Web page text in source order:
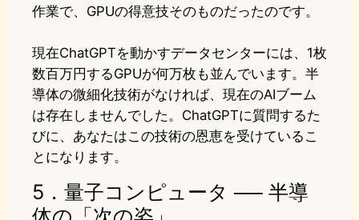
作業で、GPUの得意技そのものだったのです。
現在ChatGPTを動かすデータセンターには、1枚
数百万円するGPUが何万枚も並んでいます。半
導体の微細化技術がなければ、現在のAIブーム
は存在しませんでした。ChatGPTに質問するた
びに、あなたはこの技術の恩恵を受けているこ
とになります。
5．量子コンピュータ ── 半導